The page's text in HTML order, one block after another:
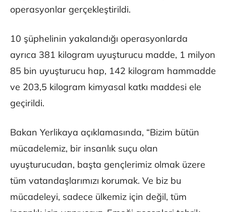
operasyonlar gerçekleştirildi.
10 şüphelinin yakalandığı operasyonlarda
ayrıca 381 kilogram uyuşturucu madde, 1 milyon
85 bin uyuşturucu hap, 142 kilogram hammadde
ve 203,5 kilogram kimyasal katkı maddesi ele
geçirildi.
Bakan Yerlikaya açıklamasında, “Bizim bütün
mücadelemiz, bir insanlık suçu olan
uyuşturucudan, başta gençlerimiz olmak üzere
tüm vatandaşlarımızı korumak. Ve biz bu
mücadeleyi, sadece ülkemiz için değil, tüm